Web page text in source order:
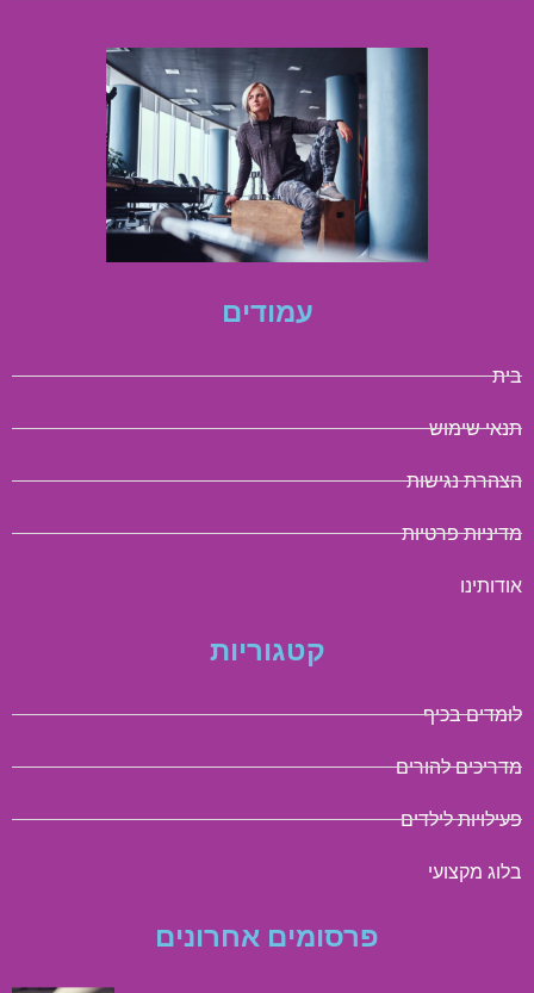
עמודים
בית
תנאי שימוש
הצהרת נגישות
מדיניות פרטיות
אודותינו
קטגוריות
לומדים בכיף
מדריכים להורים
פעילויות לילדים
בלוג מקצועי
פרסומים אחרונים